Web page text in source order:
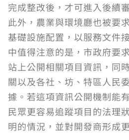
完成整改後，才可進入後續
此外，農業與環境廳也被要
基礎設施配置，以服務文件
中值得注意的是，市政府要
站上公開相關項目資訊，同
關以及各社、坊、特區人民
據。若這項資訊公開機制能
民眾更容易追蹤項目的法理
明的情況，並對開發商形成